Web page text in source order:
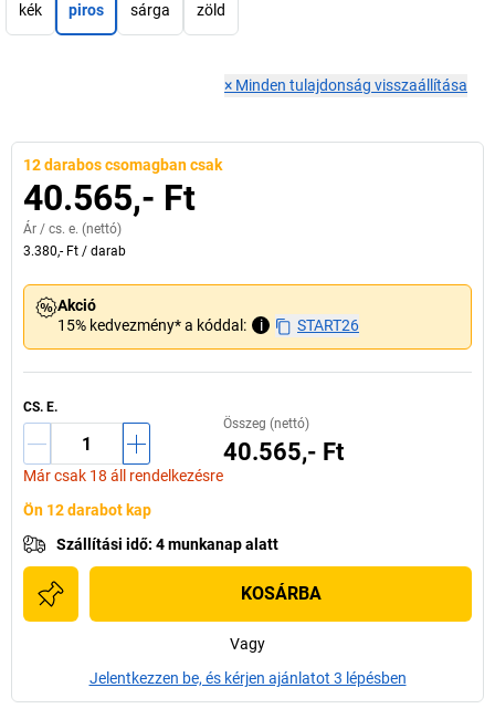
kék piros sárga zöld
× Minden tulajdonság visszaállítása
12 darabos csomagban csak
40.565,- Ft
Ár / cs. e. (nettó)
3.380,- Ft / darab
Akció
15% kedvezmény* a kóddal:
i START26
CS. E.
Már csak 18 áll rendelkezésre
Összeg (nettó)
40.565,- Ft
Ön 12 darabot kap
Szállítási idő: 4 munkanap alatt
KOSÁRBA
Vagy
Jelentkezzen be, és kérjen ajánlatot 3 lépésben